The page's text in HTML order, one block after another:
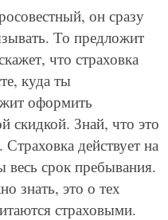
он сразу
То предложит
что страховка
куда ты
оформить
скидкой. Знай, что это
действует на
весь срок пребывания.
знать, это о тех
страховыми.